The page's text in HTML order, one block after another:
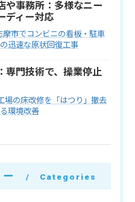
や事務所：多様なニー
ディー対応
摩市でコンビニの看板・駐車
迅速な原状回復工事
専門技術で、操業停止
場の床改修を「はつり」撤去
環境改善
Categories